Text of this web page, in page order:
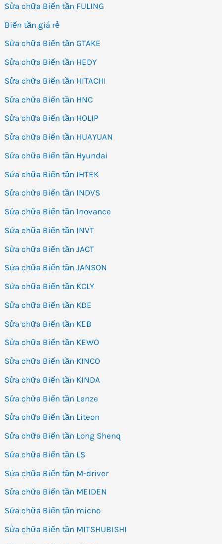
Sửa chữa Biến tần FULING
Biến tần giá rẻ
Sửa chữa Biến tần GTAKE
Sửa chữa Biến tần HEDY
Sửa chữa Biến tần HITACHI
Sửa chữa Biến tần HNC
Sửa chữa Biến tần HOLIP
Sửa chữa Biến tần HUAYUAN
Sửa chữa Biến tần Hyundai
Sửa chữa Biến tần IHTEK
Sửa chữa Biến tần INDVS
Sửa chữa Biến tần Inovance
Sửa chữa Biến tần INVT
Sửa chữa Biến tần JACT
Sửa chữa Biến tần JANSON
Sửa chữa Biến tần KCLY
Sửa chữa Biến tần KDE
Sửa chữa Biến tần KEB
Sửa chữa Biến tần KEWO
Sửa chữa Biến tần KINCO
Sửa chữa Biến tần KINDA
Sửa chữa Biến tần Lenze
Sửa chữa Biến tần Liteon
Sửa chữa Biến tần Long Shenq
Sửa chữa Biến tần LS
Sửa chữa Biến tần M-driver
Sửa chữa Biến tần MEIDEN
Sửa chữa Biến tần micno
Sửa chữa Biến tần MITSHUBISHI